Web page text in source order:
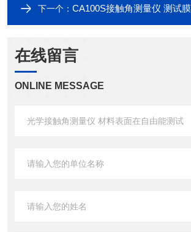
下一个： CA100S接触角测量仪 测试
在线留言
ONLINE MESSAGE